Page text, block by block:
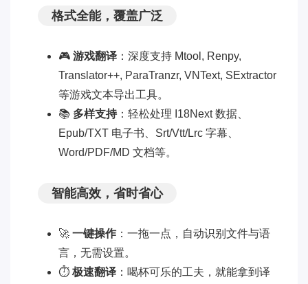
格式全能，覆盖广泛
🎮 游戏翻译 ：深度支持 Mtool, Renpy,
Translator++, ParaTranzr, VNText, SExtractor
等游戏文本导出工具。
📚 多样支持：轻松处理 I18Next 数据、
Epub/TXT 电子书、Srt/Vtt/Lrc 字幕、
Word/PDF/MD 文档等。
智能高效，省时省心
🚀 一键操作 ：一拖一点，自动识别文件与语
言，无需设置。
⏱️ 极速翻译 ：喝杯可乐的工夫，就能拿到译